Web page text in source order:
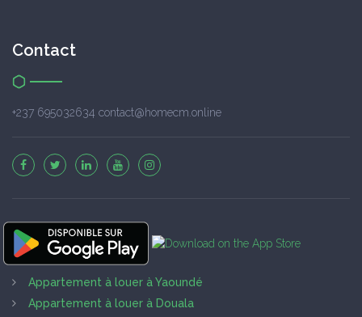
Contact
+237 695032634 contact@homecm.online
Appartement à louer à Yaoundé
Appartement à louer à Douala